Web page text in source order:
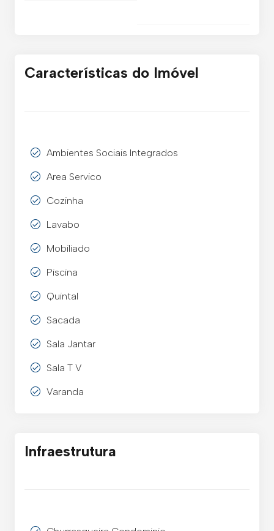
Características do Imóvel
Ambientes Sociais Integrados
Area Servico
Cozinha
Lavabo
Mobiliado
Piscina
Quintal
Sacada
Sala Jantar
Sala T V
Varanda
Infraestrutura